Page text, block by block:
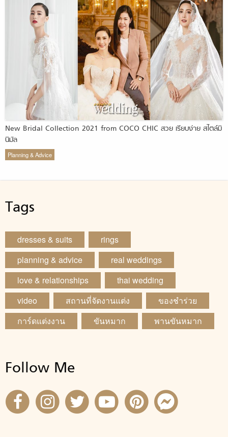
New Bridal Collection 2021 from COCO CHIC สวย เรียบง่าย สไตล์มิ
นิมัล
Planning & Advice
Tags
dresses & suits
rings
planning & advice
real weddings
love & relationships
thai wedding
video
สถานที่จัดงานแต่ง
ของชำร่วย
การ์ดแต่งงาน
ขันหมาก พานขันหมาก
Follow Me